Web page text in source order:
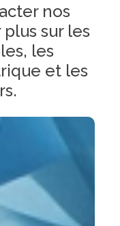
nos
sur les
les
et les